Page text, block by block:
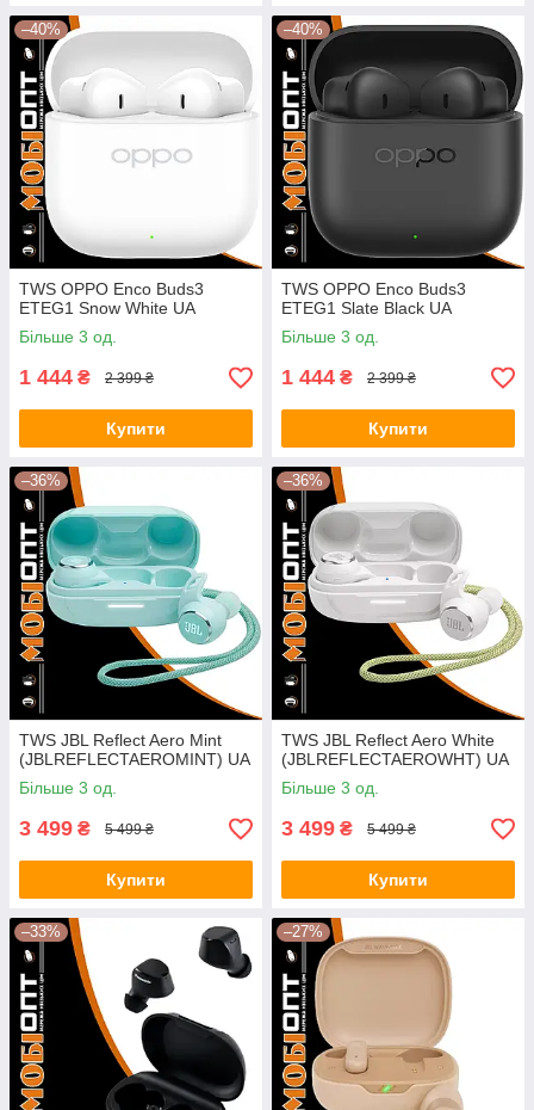
–40%
TWS OPPO Enco Buds3
ETEG1 Snow White UA
Більше 3 од.
1 444 ₴ 2 399 ₴
Купити
–40%
TWS OPPO Enco Buds3
ETEG1 Slate Black UA
Більше 3 од.
1 444 ₴ 2 399 ₴
Купити
–36%
TWS JBL Reflect Aero Mint
(JBLREFLECTAEROMINT) UA
Більше 3 од.
3 499 ₴ 5 499 ₴
Купити
–36%
TWS JBL Reflect Aero White
(JBLREFLECTAEROWHT) UA
Більше 3 од.
3 499 ₴ 5 499 ₴
Купити
–33% –27%